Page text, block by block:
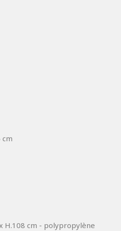
cm
H.108 cm - polypropylène